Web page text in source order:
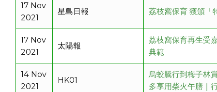
17 Nov
2021
星島日報 荔枝窩保育 獲頒「
17 Nov
2021
太陽報
荔枝窩保育再生受
典範
14 Nov
2021
HK01
烏蛟騰行到梅子林
多享用柴火午膳｜